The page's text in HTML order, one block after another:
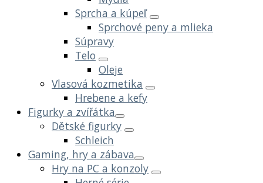
Sprcha a kúpeľ
Sprchové peny a mlieka
Súpravy
Telo
Oleje
Vlasová kozmetika
Hrebene a kefy
Figurky a zvířátka
Dětské figurky
Schleich
Gaming, hry a zábava
Hry na PC a konzoly